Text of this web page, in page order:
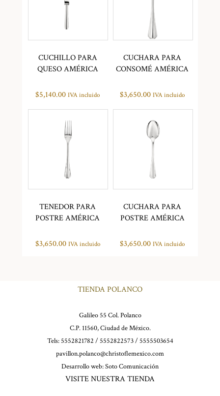
CUCHILLO PARA
QUESO AMÉRICA
$5,140.00 IVA incluido
CUCHARA PARA
CONSOMÉ AMÉRICA
$3,650.00 IVA incluido
TENEDOR PARA
POSTRE AMÉRICA
$3,650.00 IVA incluido
CUCHARA PARA
POSTRE AMÉRICA
$3,650.00 IVA incluido
TIENDA POLANCO
Galileo 55 Col. Polanco
C.P. 11560, Ciudad de México.
Tels: 5552821782 / 5552822573 / 5555503654
pavillon.polanco@christoflemexico.com
Desarrollo web:Soto Comunicación
VISITE NUESTRA TIENDA